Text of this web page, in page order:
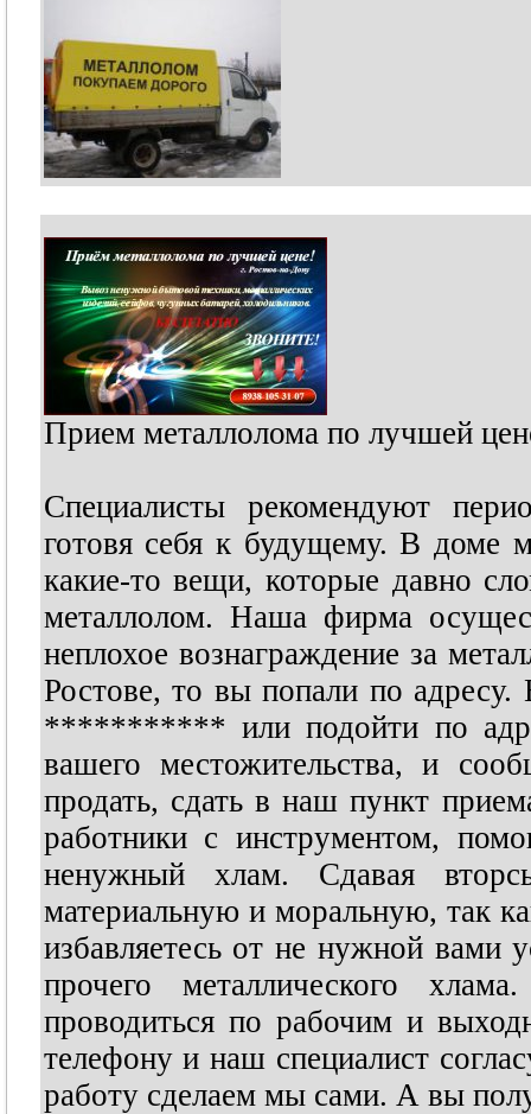
Прием металлолома по лучшей
Специалисты рекомендуют
готовя себя к будущему. В доме
какие-то вещи, которые давно
металлолом. Наша фирма
неплохое вознаграждение за
Ростове, то вы попали по
*********** или подойти по
вашего местожительства, и
продать, сдать в наш пункт
работники с инструментом,
ненужный хлам. Сдавая
материальную и моральную, так
избавляетесь от не нужной вами
прочего металлического
проводиться по рабочим и
телефону и наш специалист
работу сделаем мы сами. А вы